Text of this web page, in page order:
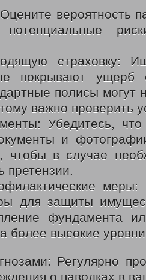
персональных данных
бюро Кузбасса
семьи
в связи с рождением (усыновлением)
питанием детей в возрасте до 3-х лет
матерям
капитал
и членам их семей и гражданам
функционирования системы
населения
граждан малоимущими
помещения и коммунальных услуг
и муниципальных учреждений
транспорта
труда»
вероятность
страховку:
покрывают ущерб
полисы могут
важно проверить
Убедитесь,
и
чтобы в случае
для защиты
фундамента
более высокие
Регулярно
о паводках в